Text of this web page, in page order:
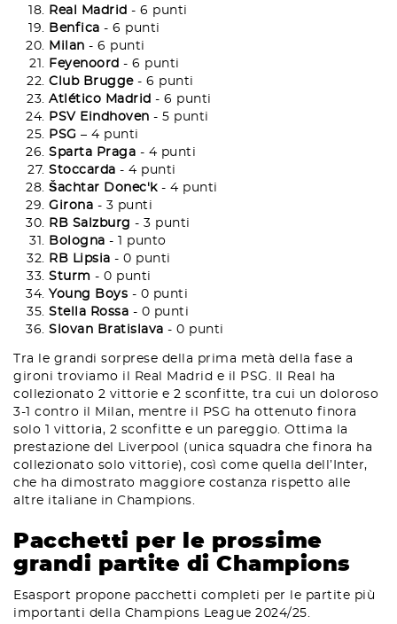
Real
Madrid - 6 punti
Benfica - 6 punti
Milan - 6 punti
Feyenoord - 6 punti
Club Brugge- 6 punti
Atlético Madrid - 6 punti
PSV Eindhoven - 5 punti
PSG – 4 punti
Sparta Praga - 4 punti
Stoccarda - 4 punti
Šachtar Donec'k- 4 punti
Girona - 3 punti
RB Salzburg - 3 punti
Bologna - 1 punto
RB Lipsia - 0 punti
Sturm - 0 punti
Young Boys - 0 punti
Stella Rossa - 0 punti
Slovan Bratislava - 0 punti
Tra le grandi sorprese della prima metà della fase a
gironi troviamo il Real Madrid e il PSG. Il Real ha
collezionato 2 vittorie e 2 sconfitte, tra cui un doloroso
3-1 contro il Milan, mentre il PSG ha ottenuto finora
solo 1 vittoria, 2 sconfitte e un pareggio. Ottima la
prestazione del Liverpool (unica squadra che finora ha
collezionato solo vittorie), così come quella dell’Inter,
che ha dimostrato maggiore costanza rispetto alle
altre italiane in Champions.
Pacchetti per le prossime
grandi partite di Champions
Esasport propone pacchetti completi per le partite più
importanti della Champions League 2024/25.